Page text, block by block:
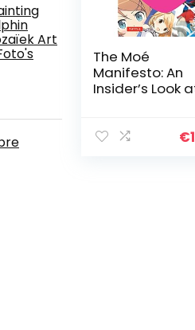
Art
The Moé
Manifesto: An
Insider’s Look
and Gaming
€